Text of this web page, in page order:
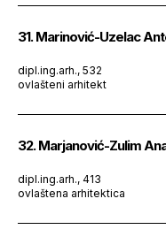
31. Marinović-Uzelac
dipl.ing.arh., 532
ovlašteni arhitekt
32. Marjanović-Zulim
dipl.ing.arh., 413
ovlaštena arhitektica